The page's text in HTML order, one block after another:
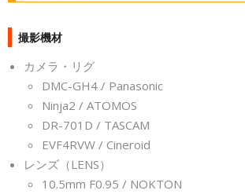
撮影機材
カメラ・リグ
DMC-GH4 / Panasonic
Ninja2 / ATOMOS
DR-701D / TASCAM
EVF4RVW / Cineroid
レンズ（LENS）
10.5mm F0.95 / NOKTON